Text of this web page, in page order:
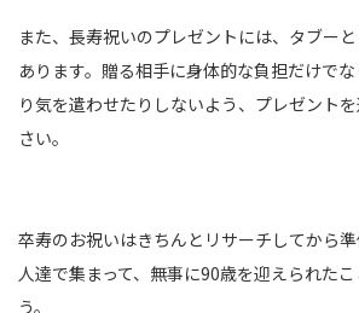
また、長寿祝いのプレゼントには、タブー
あります。贈る相手に身体的な負担だけで
り気を遣わせたりしないよう、プレゼント
さい。
卒寿のお祝いはきちんとリサーチしてから
人達で集まって、無事に90歳を迎えられた
う。